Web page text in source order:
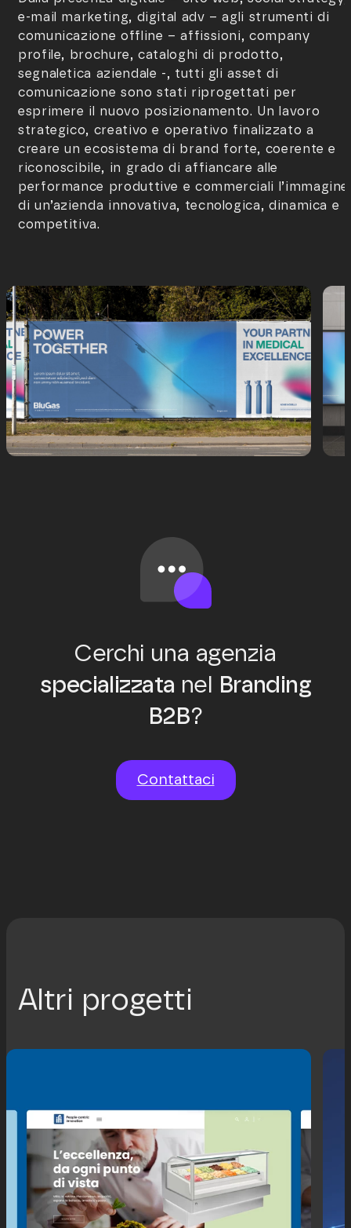
e-mail marketing, digital adv – agli strumenti di
comunicazione offline – affissioni, company
profile, brochure, cataloghi di prodotto,
segnaletica aziendale -, tutti gli asset di
comunicazione sono stati riprogettati per
esprimere il nuovo posizionamento. Un lavoro
strategico, creativo e operativo finalizzato a
creare un ecosistema di brand forte, coerente e
riconoscibile, in grado di affiancare alle
performance produttive e commerciali l’immagine
di un’azienda innovativa, tecnologica, dinamica e
competitiva.
Cerchi una agenzia
specializzata nel
Branding
B2B?
Contattaci
Altri progetti